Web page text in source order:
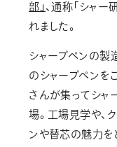
部」 、通称「シャー
れました。
シャープペンの製
のシャープペンを
さんが集ってシャ
場。工場見学や、
ンや替芯の魅力を